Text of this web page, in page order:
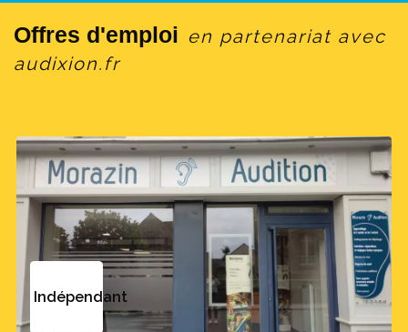
Offres d'emploi en partenariat avec
audixion.fr
Indépendant